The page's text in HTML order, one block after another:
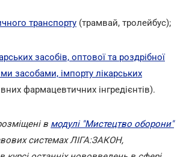
транспорту (трамвай, тролейбус);
засобів, оптової та роздрібної
засобами, імпорту лікарських
фармацевтичних інгредієнтів).
в модулі "Мистецтво оборони"
системах ЛІГА:ЗАКОН,